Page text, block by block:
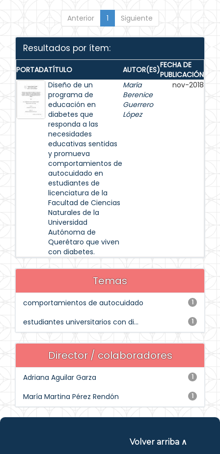
Anterior 1 Siguiente
Resultados por ítem:
PORTADATÍTULO AUTOR(ES)FECHA DE
PUBLICACIÓN
Diseño de un
programa de
educación en
diabetes que
responda a las
necesidades
educativas sentidas
y promueva
comportamientos de
autocuidado en
estudiantes de
licenciatura de la
Facultad de Ciencias
Naturales de la
Universidad
Autónoma de
Querétaro que viven
con diabetes.
María
Berenice
Guerrero
López
nov-2018
Temas
1
comportamientos de autocuidado
1
estudiantes universitarios con di...
Director / colaboradores
1
Adriana Aguilar Garza
1
María Martina Pérez Rendón
Volver arriba ∧